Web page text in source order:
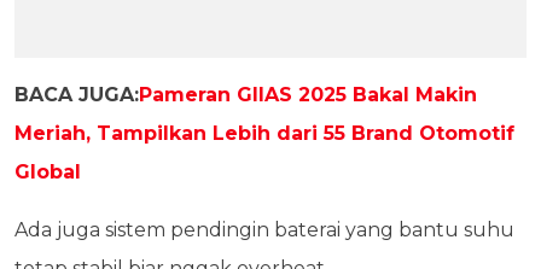
BACA JUGA:Pameran GIIAS 2025 Bakal Makin
Meriah, Tampilkan Lebih dari 55 Brand Otomotif
Global
Ada juga sistem pendingin baterai yang bantu suhu